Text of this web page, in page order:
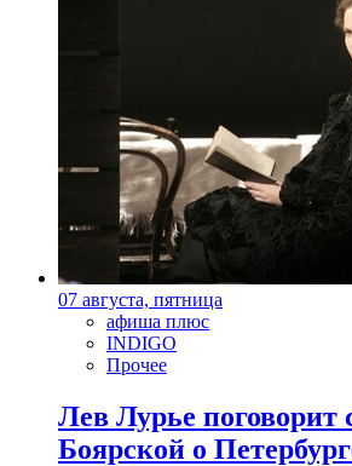
07 августа, пятница
афиша плюс
INDIGO
Прочее
Лев Лурье поговорит
Боярской о